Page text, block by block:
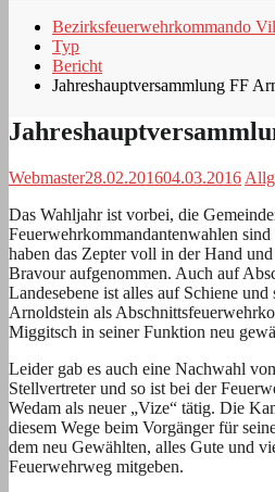
Bezirksfeuerwehrkommando
Typ
Bericht
Jahreshauptversammlung FF
Webmaster28.02.201604.03.2016
Das Wahljahr ist vorbei, die
Feuerwehrkommandantenwahlen
haben das Zepter voll in der Hand
Bravour aufgenommen. Auch auf
Landesebene ist alles auf Schiene
Arnoldstein als
Miggitsch in seiner Funktion neu
Leider gab es auch eine Nachwahl
Stellvertreter und so ist bei der
Wedam als neuer „Vize“ tätig. Die
diesem Wege beim Vorgänger für
dem neu Gewählten, alles Gute und
Feuerwehrweg mitgeben.